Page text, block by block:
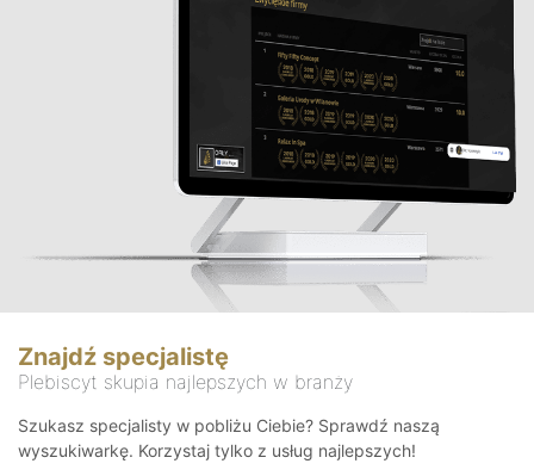
Znajdź specjalistę
Plebiscyt skupia najlepszych w branży
Szukasz specjalisty w pobliżu Ciebie? Sprawdź naszą
wyszukiwarkę. Korzystaj tylko z usług najlepszych!